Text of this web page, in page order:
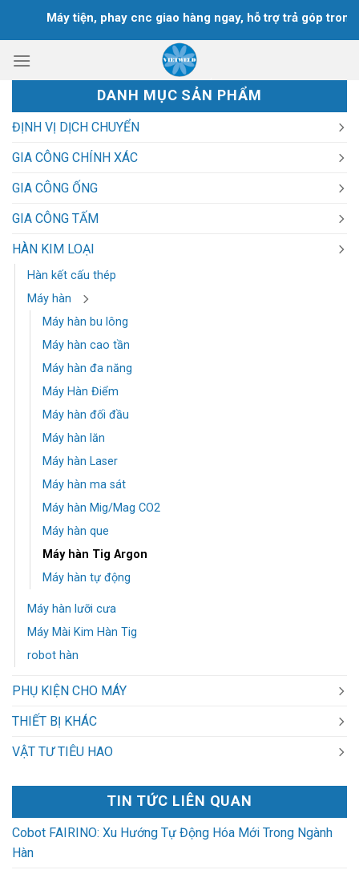
dung
Máy tiện, phay cnc giao hàng ngay, hỗ trợ trả góp trong
DANH MỤC SẢN PHẨM
ĐỊNH VỊ DỊCH CHUYỂN
GIA CÔNG CHÍNH XÁC
GIA CÔNG ỐNG
GIA CÔNG TẤM
HÀN KIM LOẠI
Hàn kết cấu thép
Máy hàn
Máy hàn bu lông
Máy hàn cao tần
Máy hàn đa năng
Máy Hàn Điểm
Máy hàn đối đầu
Máy hàn lăn
Máy hàn Laser
Máy hàn ma sát
Máy hàn Mig/Mag CO2
Máy hàn que
Máy hàn Tig Argon
Máy hàn tự động
Máy hàn lưỡi cưa
Máy Mài Kim Hàn Tig
robot hàn
PHỤ KIỆN CHO MÁY
THIẾT BỊ KHÁC
VẬT TƯ TIÊU HAO
TIN TỨC LIÊN QUAN
Cobot FAIRINO: Xu Hướng Tự Động Hóa Mới Trong Ngành
Hàn